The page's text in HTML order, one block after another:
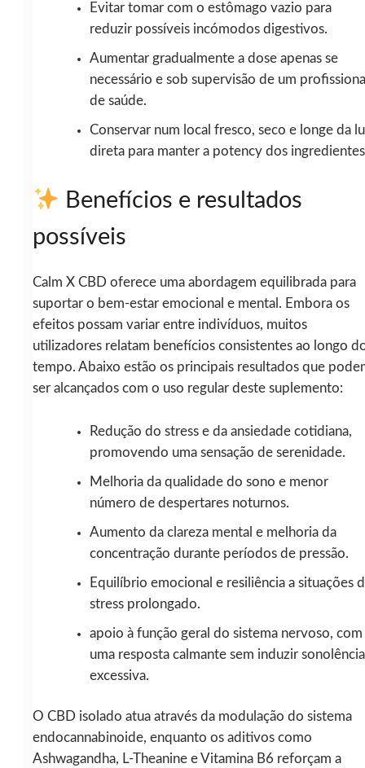
Evitar tomar com o estômago vazio para
reduzir possíveis incómodos digestivos.
Aumentar gradualmente a dose apenas se
necessário e sob supervisão de um
de saúde.
Conservar num local fresco, seco e longe da
direta para manter a potency dos
Benefícios e resultados
possíveis
Calm X CBD oferece uma abordagem equilibrada para
suportar o bem-estar emocional e mental. Embora os
efeitos possam variar entre indivíduos, muitos
utilizadores relatam benefícios consistentes ao longo
tempo. Abaixo estão os principais resultados que
ser alcançados com o uso regular deste suplemento:
Redução do stress e da ansiedade cotidiana,
promovendo uma sensação de serenidade.
Melhoria da qualidade do sono e menor
número de despertares noturnos.
Aumento da clareza mental e melhoria da
concentração durante períodos de pressão.
Equilíbrio emocional e resiliência a situações
stress prolongado.
apoio à função geral do sistema nervoso, com
uma resposta calmante sem induzir sonolência
excessiva.
O CBD isolado atua através da modulação do sistema
endocannabinoide, enquanto os aditivos como
Ashwagandha, L-Theanine e Vitamina B6 reforçam a